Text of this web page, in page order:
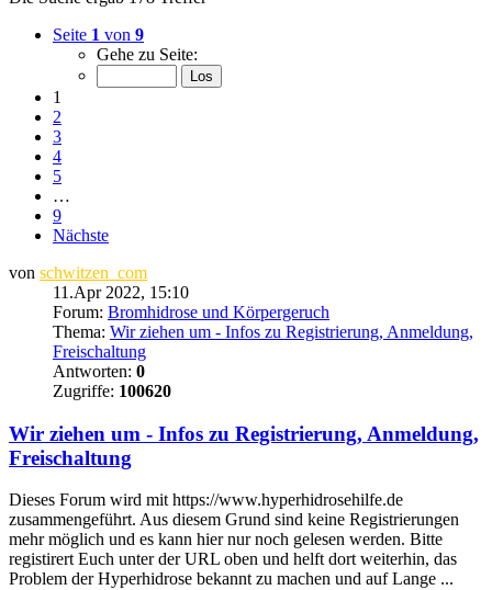
Seite 1 von 9
Gehe zu Seite:
1
2
3
4
5
…
9
Nächste
von schwitzen_com
11.Apr 2022, 15:10
Forum: Bromhidrose und Körpergeruch
Thema: Wir ziehen um - Infos zu Registrierung, Anmeldung,
Freischaltung
Antworten: 0
Zugriffe: 100620
Wir ziehen um - Infos zu Registrierung, Anmeldung,
Freischaltung
Dieses Forum wird mit https://www.hyperhidrosehilfe.de
zusammengeführt. Aus diesem Grund sind keine Registrierungen
mehr möglich und es kann hier nur noch gelesen werden. Bitte
registirert Euch unter der URL oben und helft dort weiterhin, das
Problem der Hyperhidrose bekannt zu machen und auf Lange ...